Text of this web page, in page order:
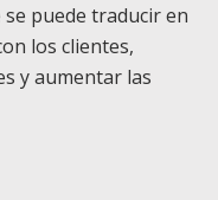
puede traducir en
los clientes,
y aumentar las